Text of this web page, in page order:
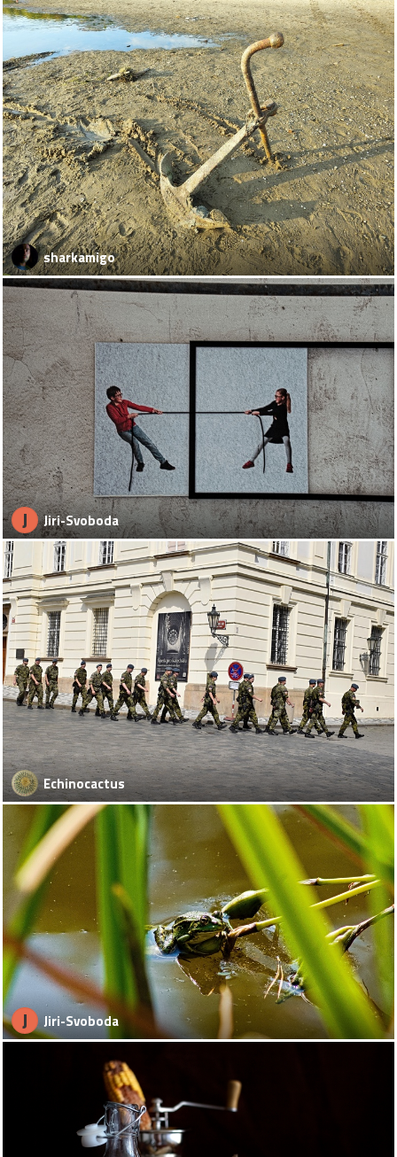
sharkamigo
J Jiri-Svoboda
Echinocactus
J Jiri-Svoboda